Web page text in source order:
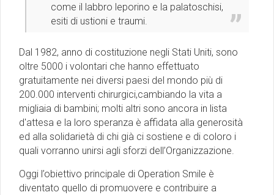
come il labbro leporino e la palatoschisi,
esiti di ustioni e traumi.
Dal 1982, anno di costituzione negli Stati Uniti, sono
oltre 5000 i volontari che hanno effettuato
gratuitamente nei diversi paesi del mondo più di
200.000 interventi chirurgici,cambiando la vita a
migliaia di bambini; molti altri sono ancora in lista
d'attesa e la loro speranza è affidata alla generosità
ed alla solidarietà di chi già ci sostiene e di coloro i
quali vorranno unirsi agli sforzi dell’Organizzazione.
Oggi l’obiettivo principale di Operation Smile è
diventato quello di promuovere e contribuire a